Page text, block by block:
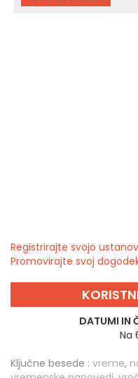
Registrirajte svojo
Promovirajte svoj
DATUMI IN
Na
Ključne besede : vreme,